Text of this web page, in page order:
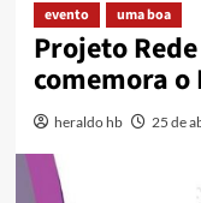
evento uma boa
Projeto
comemora o
heraldo hb 25 de